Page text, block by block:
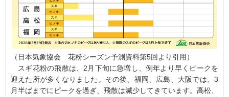
（日本気象協会 花粉シーズン予測資料第5回より引用）
スギ花粉の飛散は、2月下旬に急増し、例年より早くピークを
迎えた所が多くなりました。その後、福岡、広島、大阪では、3
月半ばまでにピークを過ぎ、飛散は減少してきています。高松、